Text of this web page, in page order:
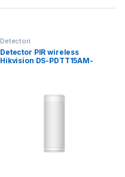
Detectori
Detector PIR wireless
Hikvision DS-PDTT15AM-